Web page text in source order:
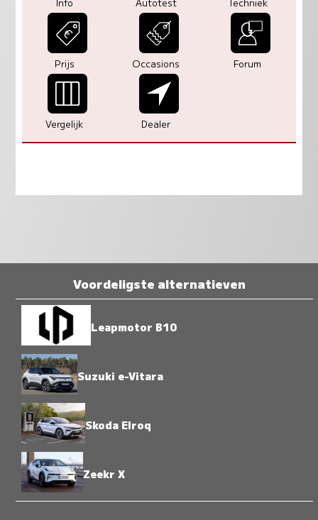
Prijs Occasions Forum
Vergelijk Dealer
Voordeligste alternatieven
Leapmotor B10
Suzuki e-Vitara
Skoda Elroq
Zeekr X